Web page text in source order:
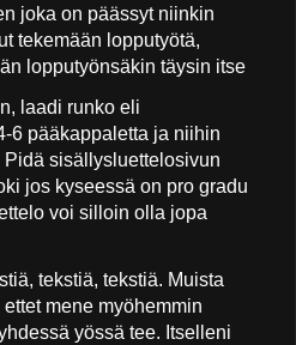
joka on päässyt niinkin
tekemään lopputyötä,
lopputyönsäkin täysin itse
laadi runko eli
6 pääkappaletta ja niihin
sisällysluettelosivun
jos kyseessä on pro gradu
voi silloin olla jopa
tekstiä, tekstiä. Muista
mene myöhemmin
yössä tee. Itselleni